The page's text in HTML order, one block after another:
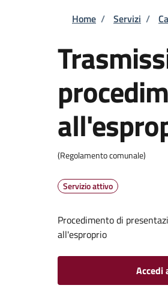
Briciole
Home / Servizi /
(Regolamento comunale)
Servizio attivo
Procedimento di
all'esproprio
Accedi